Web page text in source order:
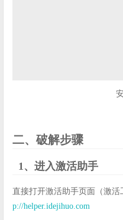
二、破解步骤
1、进入激活助手
直接打开激活助手页面（激活
p://helper.idejihuo.com